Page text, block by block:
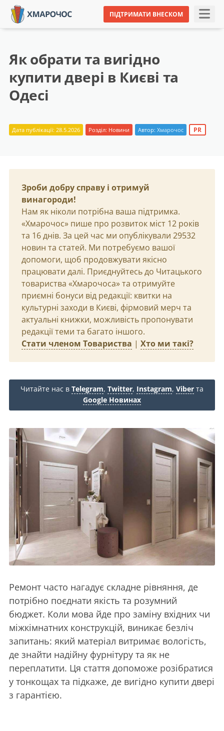
ПІДТРИМАТИ ВНЕСКОМ
Як обрати та вигідно
купити двері в Києві та
Одесі
Дата публікації: 28.5.2026 Розділ: Новини Автор: Хмарочос PR
Зроби добру справу і отримуй
винагороди!
Нам як ніколи потрібна ваша підтримка.
«Хмарочос» пише про розвиток міст 12 років
та 16 днів. За цей час ми опублікували 29532
новин та статей. Ми потребуємо вашої
допомоги, щоб продовжувати якісно
працювати далі. Приєднуйтесь до Читацького
товариства «Хмарочоса» та отримуйте
приємні бонуси від редакції: квитки на
культурні заходи в Києві, фірмовий мерч та
актуальні книжки, можливість пропонувати
редакції теми та багато іншого.
Стати членом Товариства | Хто ми такі?
Читайте нас в Telegram, Twitter, Instagram, Viber та
Google Новинах
Ремонт часто нагадує складне рівняння, де
потрібно поєднати якість та розумний
бюджет. Коли мова йде про заміну вхідних чи
міжкімнатних конструкцій, виникає безліч
запитань: який матеріал витримає вологість,
де знайти надійну фурнітуру та як не
переплатити. Ця стаття допоможе розібратися
у тонкощах та підкаже, де вигідно купити двері
з гарантією.